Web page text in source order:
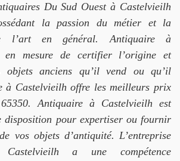
Du Sud Ouest à Castelvieilh
la passion du métier et la
l’art en général. Antiquaire à
en mesure de certifier l’origine et
objets anciens qu’il vend ou qu’il
à Castelvieilh offre les meilleurs prix
Antiquaire à Castelvieilh est
disposition pour expertiser ou fournir
vos objets d’antiquité. L’entreprise
a une compétence